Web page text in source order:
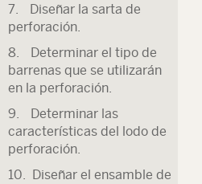
7. Diseñar la sarta de
perforación.
8. Determinar el tipo de
barrenas que se utilizarán
en la perforación.
9. Determinar las
características del lodo de
perforación.
10. Diseñar el ensamble de